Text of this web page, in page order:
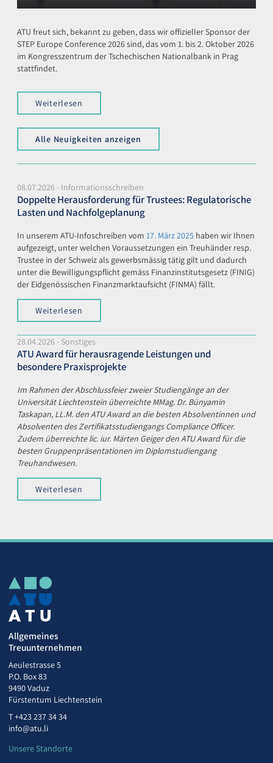
ATU freut sich, bekannt zu geben, dass wir offizieller Sponsor der
STEP Europe Conference 2026 sind, das vom 1. bis 2. Oktober 2026
im Kongresszentrum der Tschechischen Nationalbank in Prag
stattfindet.
Weiterlesen
Alle Neuigkeiten anzeigen
08.07.2026 - Informationsschreiben
Doppelte Herausforderung für Trustees: Regulatorische
Lasten und Nachfolgeplanung
In unserem ATU-Infoschreiben vom 17. März 2025 haben wir Ihnen
aufgezeigt, unter welchen Voraussetzungen ein Treuhänder resp.
Trustee in der Schweiz als gewerbsmässig tätig gilt und dadurch
unter die Bewilligungspflicht gemäss Finanzinstitutsgesetz (FINIG)
der Eidgenössischen Finanzmarktaufsicht (FINMA) fällt.
Weiterlesen
28.04.2026 - Sonstiges
ATU Award für herausragende Leistungen und
besondere Praxisprojekte
Im Rahmen der Abschlussfeier zweier Studiengänge an der
Universität Liechtenstein überreichte MMag. Dr. Bünyamin
Taskapan, LL.M. den ATU Award an die besten Absolventinnen und
Absolventen des Zertifikatsstudiengangs Compliance Officer.
Zudem überreichte lic. iur. Märten Geiger den ATU Award für die
besten Gruppenpräsentationen im Diplomstudiengang
Treuhandwesen.
Weiterlesen
Allgemeines
Treuunternehmen
Aeulestrasse 5
P.O. Box 83
9490 Vaduz
Fürstentum Liechtenstein
T+423 237 34 34
info@atu.li
Unsere Standorte